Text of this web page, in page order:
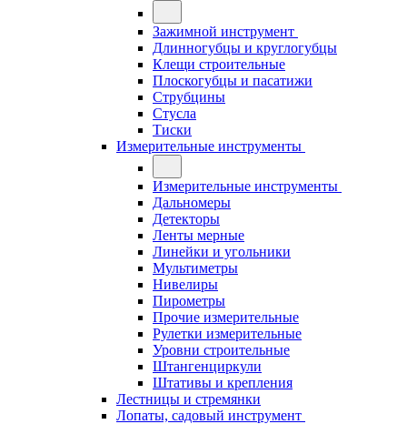
Зажимной инструмент
Длинногубцы и круглогубцы
Клещи строительные
Плоскогубцы и пасатижи
Струбцины
Стусла
Тиски
Измерительные инструменты
Измерительные инструменты
Дальномеры
Детекторы
Ленты мерные
Линейки и угольники
Мультиметры
Нивелиры
Пирометры
Прочие измерительные
Рулетки измерительные
Уровни строительные
Штангенциркули
Штативы и крепления
Лестницы и стремянки
Лопаты, садовый инструмент